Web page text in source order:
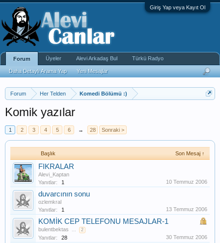
Giriş Yap veya Kayıt Ol
Forum Her Telden Komedi Bölümü :)
Komik yazılar
1 2 3 4 5 6 → 28 Sonraki >
Başlık Son Mesaj ↑
FIKRALAR
Alevi_Kaptan
Yanıtlar:
1 10 Temmuz 2006
duvarcının sonu
ozlemkral
Yanıtlar:
1 13 Temmuz 2006
KOMİK CEP TELEFONU MESAJLAR-1
bulentbektas ... 2
Yanıtlar: 28 30 Temmuz 2006
Forum
Daha Detaylı Arama Yap Yeni Mesajlar
Üyeler Alevi Arkadaş Bul Türkü Radyo